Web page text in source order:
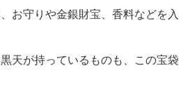
お守りや金銀財宝、香料などを入
天が持っているものも、この宝袋